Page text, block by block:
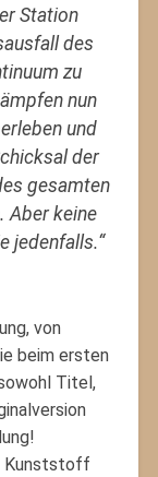
Station
des
zu
nun
und
der
gesamten
Aber keine
jedenfalls.“
von
beim ersten
Titel,
Kunststoff